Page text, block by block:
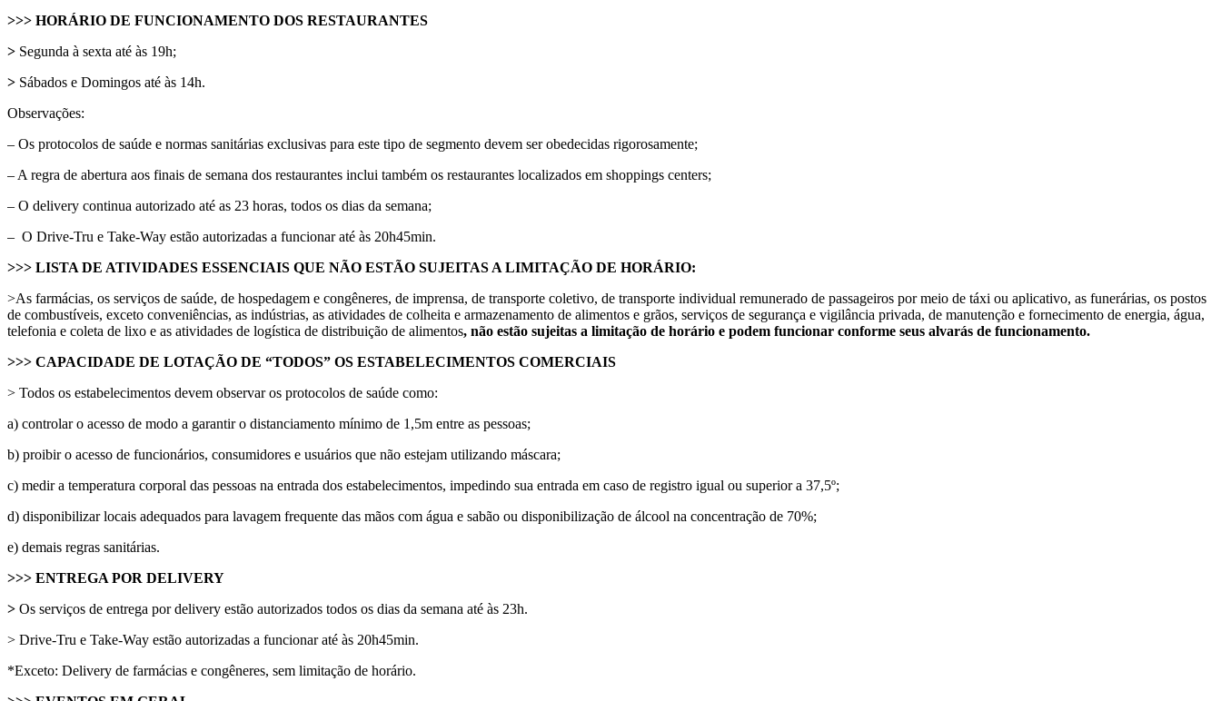
>>> HORÁRIO DE FUNCIONAMENTO DOS RESTAURANTES
> Segunda à sexta até às 19h;
> Sábados e Domingos até às 14h.
Observações:
– Os protocolos de saúde e normas sanitárias exclusivas para este tipo de segmento devem ser obedecidas rigorosamente;
– A regra de abertura aos finais de semana dos restaurantes inclui também os restaurantes localizados em shoppings centers;
– O delivery continua autorizado até as 23 horas, todos os dias da semana;
– O Drive-Tru e Take-Way estão autorizadas a funcionar até às 20h45min.
>>> LISTA DE ATIVIDADES ESSENCIAIS QUE NÃO ESTÃO SUJEITAS A LIMITAÇÃO DE HORÁRIO:
>As farmácias, os serviços de saúde, de hospedagem e congêneres, de imprensa, de transporte coletivo, de transporte individual remunerado de passageiros por meio de táxi ou aplicativo, as funerárias, os postos
de combustíveis, exceto conveniências, as indústrias, as atividades de colheita e armazenamento de alimentos e grãos, serviços de segurança e vigilância privada, de manutenção e fornecimento de energia, água,
telefonia e coleta de lixo e as atividades de logística de distribuição de alimentos, não estão sujeitas a limitação de horário e podem funcionar conforme seus alvarás de funcionamento.
>>> CAPACIDADE DE LOTAÇÃO DE “TODOS” OS ESTABELECIMENTOS COMERCIAIS
> Todos os estabelecimentos devem observar os protocolos de saúde como:
a) controlar o acesso de modo a garantir o distanciamento mínimo de 1,5m entre as pessoas;
b) proibir o acesso de funcionários, consumidores e usuários que não estejam utilizando máscara;
c) medir a temperatura corporal das pessoas na entrada dos estabelecimentos, impedindo sua entrada em caso de registro igual ou superior a 37,5º;
d) disponibilizar locais adequados para lavagem frequente das mãos com água e sabão ou disponibilização de álcool na concentração de 70%;
e) demais regras sanitárias.
>>> ENTREGA POR DELIVERY
> Os serviços de entrega por delivery estão autorizados todos os dias da semana até às 23h.
> Drive-Tru e Take-Way estão autorizadas a funcionar até às 20h45min.
*Exceto: Delivery de farmácias e congêneres, sem limitação de horário.